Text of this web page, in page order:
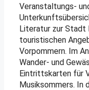
Veranstaltungs-
Literatur zur Stadt
touristischen
Vorpommern. Im
Wander- und
Eintrittskarten für
Musiksommers. In